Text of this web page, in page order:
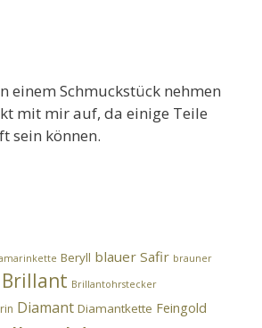
einem Schmuckstück nehmen
mit mir auf, da einige Teile
sein können.
Beryll blauer Safir brauner
Brillant Brillantohrstecker
Diamant Diamantkette Feingold